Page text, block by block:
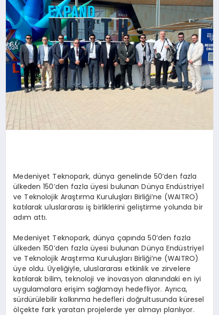
Medeniyet Teknopark, dünya genelinde 50’den fazla
ülkeden 150’den fazla üyesi bulunan Dünya Endüstriyel
ve Teknolojik Araştırma Kuruluşları Birliği’ne (WAITRO)
katılarak uluslararası iş birliklerini geliştirme yolunda bir
adım attı.
Medeniyet Teknopark, dünya çapında 50’den fazla
ülkeden 150’den fazla üyesi bulunan Dünya Endüstriyel
ve Teknolojik Araştırma Kuruluşları Birliği’ne (WAITRO)
üye oldu. Üyeliğiyle, uluslararası etkinlik ve zirvelere
katılarak bilim, teknoloji ve inovasyon alanındaki en iyi
uygulamalara erişim sağlamayı hedefliyor. Ayrıca,
sürdürülebilir kalkınma hedefleri doğrultusunda küresel
ölçekte fark yaratan projelerde yer almayı planlıyor.